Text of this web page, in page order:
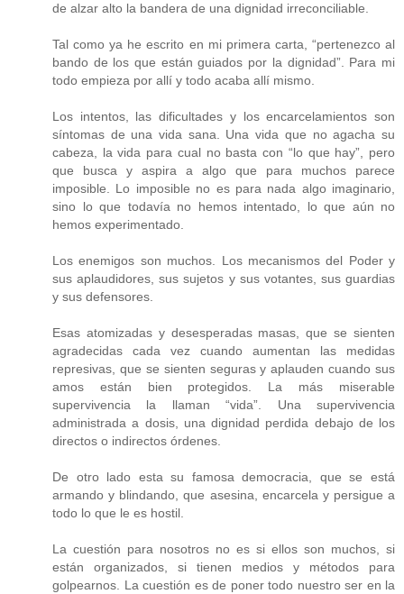
de alzar alto la bandera de una dignidad irreconciliable.
Tal como ya he escrito en mi primera carta, “pertenezco al
bando de los que están guiados por la dignidad”. Para mi
todo empieza por allí y todo acaba allí mismo.
Los intentos, las dificultades y los encarcelamientos son
síntomas de una vida sana. Una vida que no agacha su
cabeza, la vida para cual no basta con “lo que hay”, pero
que busca y aspira a algo que para muchos parece
imposible. Lo imposible no es para nada algo imaginario,
sino lo que todavía no hemos intentado, lo que aún no
hemos experimentado.
Los enemigos son muchos. Los mecanismos del Poder y
sus aplaudidores, sus sujetos y sus votantes, sus guardias
y sus defensores.
Esas atomizadas y desesperadas masas, que se sienten
agradecidas cada vez cuando aumentan las medidas
represivas, que se sienten seguras y aplauden cuando sus
amos están bien protegidos. La más miserable
supervivencia la llaman “vida”. Una supervivencia
administrada a dosis, una dignidad perdida debajo de los
directos o indirectos órdenes.
De otro lado esta su famosa democracia, que se está
armando y blindando, que asesina, encarcela y persigue a
todo lo que le es hostil.
La cuestión para nosotros no es si ellos son muchos, si
están organizados, si tienen medios y métodos para
golpearnos. La cuestión es de poner todo nuestro ser en la